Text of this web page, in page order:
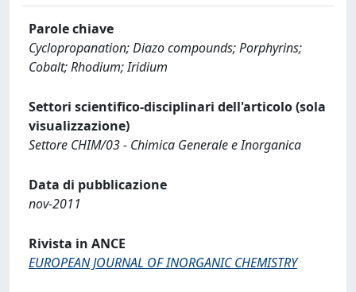
Parole chiave
Cyclopropanation; Diazo compounds; Porphyrins;
Cobalt; Rhodium; Iridium
Settori scientifico-disciplinari dell'articolo (sola
visualizzazione)
Settore CHIM/03 - Chimica Generale e Inorganica
Data di pubblicazione
nov-2011
Rivista in ANCE
EUROPEAN JOURNAL OF INORGANIC CHEMISTRY